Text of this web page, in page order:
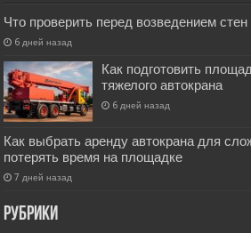
Что проверить перед возведением
6 дней назад
Как подготовить
тяжелого автокрана
6 дней назад
Как выбрать аренду автокрана для
потерять время на площадке
7 дней назад
РУбрики